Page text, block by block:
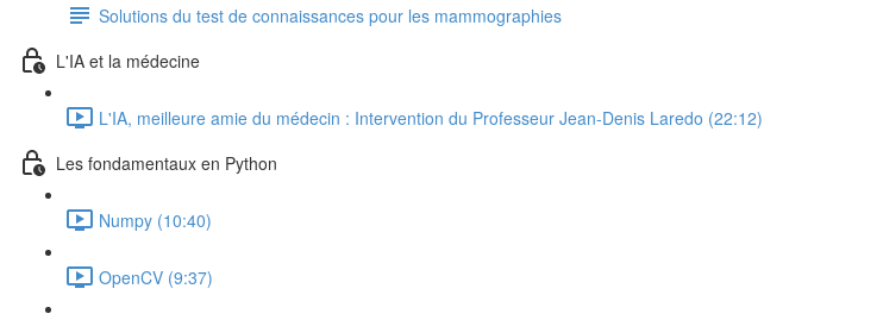
Solutions du test de connaissances pour les mammographies
L'IA et la médecine
L'IA, meilleure amie du médecin : Intervention du Professeur Jean-Denis Laredo (22:12)
Les fondamentaux en Python
Numpy (10:40)
OpenCV (9:37)